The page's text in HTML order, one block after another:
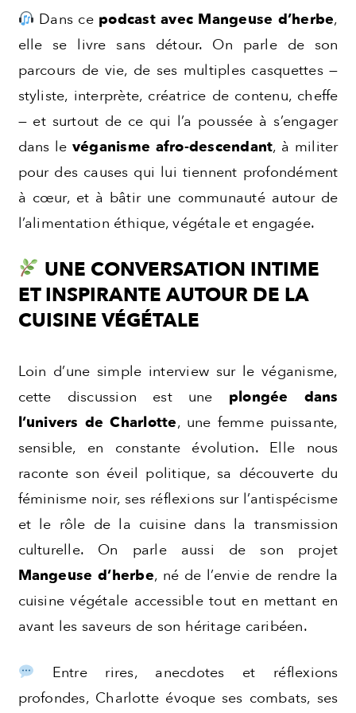
Dans ce podcast avec Mangeuse d’herbe,
elle se livre sans détour. On parle de son
parcours de vie, de ses multiples casquettes —
styliste, interprète, créatrice de contenu, cheffe
— et surtout de ce qui l’a poussée à s’engager
dans le véganisme afro-descendant, à militer
pour des causes qui lui tiennent profondément
à cœur, et à bâtir une communauté autour de
l’alimentation éthique, végétale et engagée.
UNE CONVERSATION INTIME
ET INSPIRANTE AUTOUR DE LA
CUISINE VÉGÉTALE
Loin d’une simple interview sur le véganisme,
cette discussion est une plongée dans
l’univers de Charlotte, une femme puissante,
sensible, en constante évolution. Elle nous
raconte son éveil politique, sa découverte du
féminisme noir, ses réflexions sur l’antispécisme
et le rôle de la cuisine dans la transmission
culturelle. On parle aussi de son projet
Mangeuse d’herbe, né de l’envie de rendre la
cuisine végétale accessible tout en mettant en
avant les saveurs de son héritage caribéen.
Entre rires, anecdotes et réflexions
profondes, Charlotte évoque ses combats, ses